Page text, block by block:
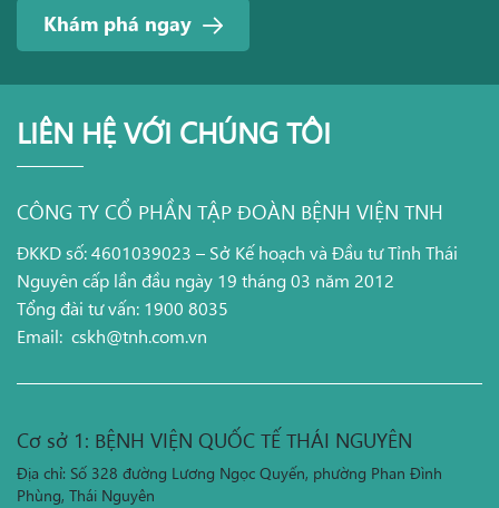
Khám phá ngay
LIÊN HỆ VỚI CHÚNG TÔI
CÔNG TY CỔ PHẦN TẬP ĐOÀN BỆNH VIỆN TNH
ĐKKD số: 4601039023 – Sở Kế hoạch và Đầu tư Tỉnh Thái
Nguyên cấp lần đầu ngày 19 tháng 03 năm 2012
Tổng đài tư vấn: 1900 8035
Email: cskh@tnh.com.vn
Cơ sở 1: BỆNH VIỆN QUỐC TẾ THÁI NGUYÊN
Địa chỉ: Số 328 đường Lương Ngọc Quyến, phường Phan Đình
Phùng, Thái Nguyên